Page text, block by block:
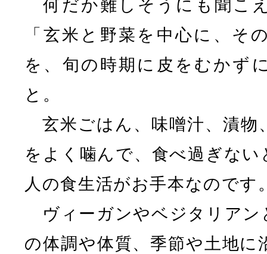
何だか難しそうにも聞こ
「玄米と野菜を中心に、そ
を、旬の時期に皮をむかず
と。
玄米ごはん、味噌汁、漬物
をよく噛んで、食べ過ぎな
人の食生活がお手本なのです
ヴィーガンやベジタリアン
の体調や体質、季節や土地